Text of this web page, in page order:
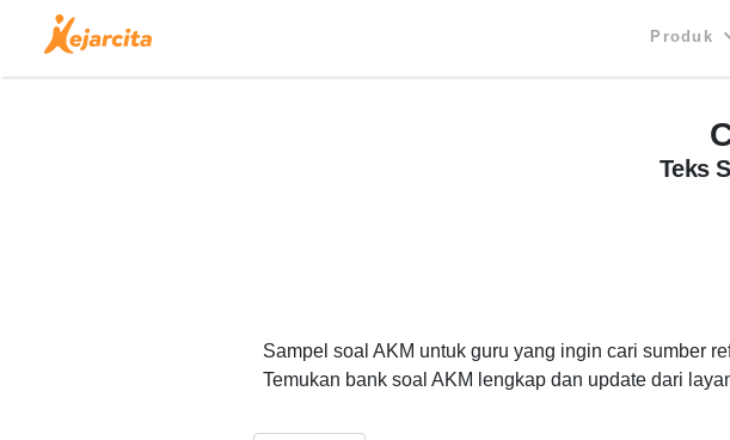
Produk
Teks
Sampel soal AKM untuk guru yang ingin cari sumber
Temukan bank soal AKM lengkap dan update dari